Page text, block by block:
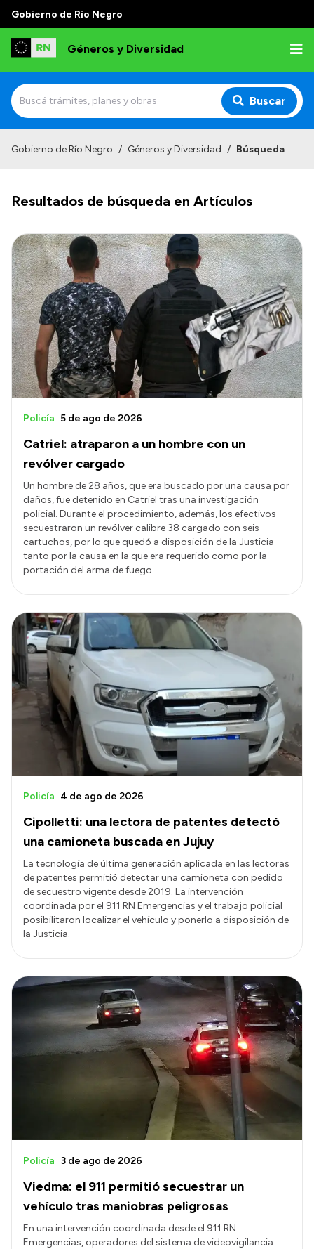
Gobierno de Río Negro
Géneros y Diversidad
Buscar
Misión
Programas y capacitaciones
Observatorio
Normativa
Transparencia
Presupuesto
Boletín Oficial
Compras y licitaciones
Consulta de pago a proveedores
Convocatorias
Intranet
Login
Gobierno de Río Negro / Géneros y Diversidad / Búsqueda
Resultados de búsqueda en Artículos
Catriel: atraparon a un hombre con un
revólver cargado
Policía 5 de ago de 2026
Un hombre de 28 años, que era buscado por una causa por
daños, fue detenido en Catriel tras una investigación
policial. Durante el procedimiento, además, los efectivos
secuestraron un revólver calibre 38 cargado con seis
cartuchos, por lo que quedó a disposición de la Justicia
tanto por la causa en la que era requerido como por la
portación del arma de fuego.
Cipolletti: una lectora de patentes detectó
una camioneta buscada en Jujuy
Policía 4 de ago de 2026
La tecnología de última generación aplicada en las lectoras
de patentes permitió detectar una camioneta con pedido
de secuestro vigente desde 2019. La intervención
coordinada por el 911 RN Emergencias y el trabajo policial
posibilitaron localizar el vehículo y ponerlo a disposición de
la Justicia.
Viedma: el 911 permitió secuestrar un
vehículo tras maniobras peligrosas
Policía 3 de ago de 2026
En una intervención coordinada desde el 911 RN
Emergencias, operadores del sistema de videovigilancia